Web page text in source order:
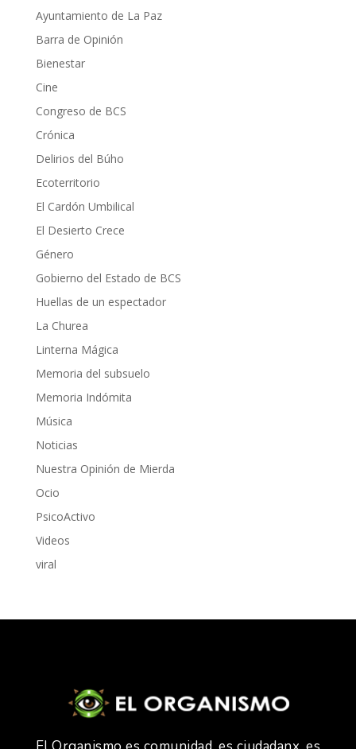
Ayuntamiento de La Paz
Barra de Opinión
Bienestar
Cine
Congreso de BCS
Crónica
Delirios del Búho
Ecoterritorio
El Cardón Umbilical
El Desierto Crece
Género
Gobierno del Estado de BCS
Huellas de un espectador
La Churea
Linterna Mágica
Memoria del subsuelo
Memoria Indómita
Música
Noticias
Nuestra Opinión de Mierda
Ocio
PsicoActivo
Videos
viral